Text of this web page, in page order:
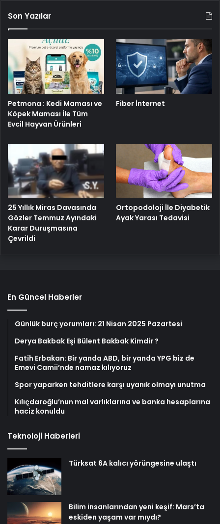
Son Yazılar
Petmona : Kedi Maması ve
Köpek Maması İle Tüm
Evcil Hayvan Ürünleri
Fiber İnternet
25 Yıllık Miras Davasında
Gözler Temmuz Ayındaki
Karar Duruşmasına
Çevrildi
Ortopodoloji İle Diyabetik
Ayak Yarası Tedavisi
En Güncel Haberler
Günlük burç yorumları: 21 Nisan 2025 Pazartesi
Derya Bakbak Eşi Bülent Bakbak Kimdir ?
Fatih Erbakan: Bir yanda ABD, bir yanda YPG biz de
Emevi Camii’nde namaz kılıyoruz
Spor yaparken tehditlere karşı uyanık olmayı unutma
Kılıçdaroğlu’nun mal varlıklarına ve banka hesaplarına
haciz konuldu
Teknoloji Haberleri
Türksat 6A kalıcı yörüngesine ulaştı
Bilim insanlarından yeni keşif: Mars’ta
eskiden yaşam var mıydı?